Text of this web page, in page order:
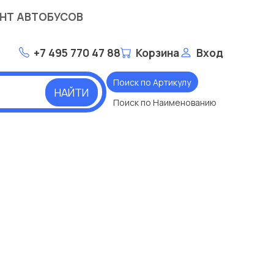
АВТОБУСОВ
+7 495 770 47 88 Корзина Вход
НАЙТИ
Поиск по Артикулу
Поиск по Наименованию